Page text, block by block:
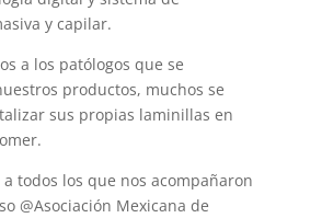
y capilar.
a los patólogos que se
productos, muchos se
sus propias laminillas en
a todos los que nos acompañaron
@Asociación Mexicana de